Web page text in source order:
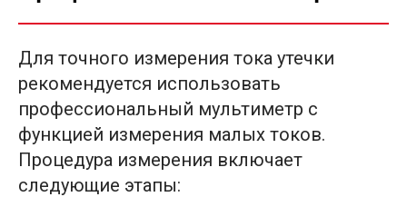
Для точного измерения тока утечки
рекомендуется использовать
профессиональный мультиметр с
функцией измерения малых токов.
Процедура измерения включает
следующие этапы: